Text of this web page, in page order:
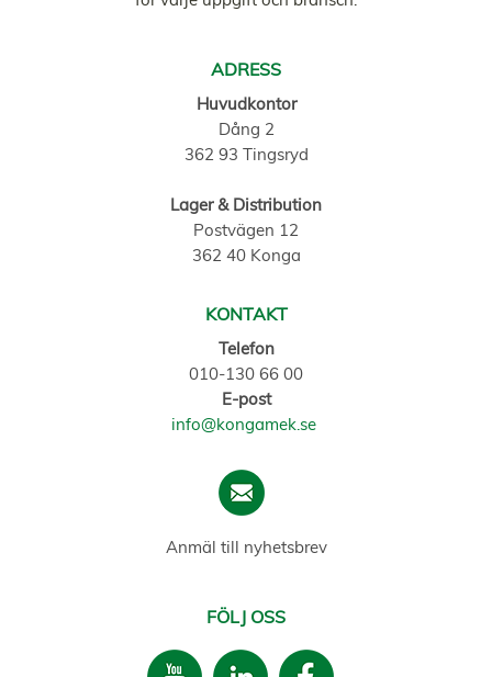
ADRESS
Huvudkontor
Dång 2
362 93 Tingsryd
Lager & Distribution
Postvägen 12
362 40 Konga
KONTAKT
Telefon
010-130 66 00
E-post
info@kongamek.se
Anmäl till nyhetsbrev
FÖLJ OSS